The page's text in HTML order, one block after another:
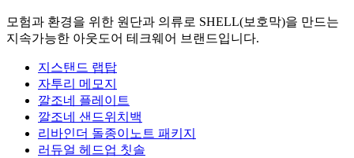
모험과 환경을 위한 원단과 의류로 SHELL(보호막)을 만드는
지속가능한 아웃도어 테크웨어 브랜드입니다.
지스탠드 랩탑
자투리 메모지
깔조네 플레이트
깔조네 샌드위치백
리바인더 돌종이노트 패키지
러듀얼 헤드업 칫솔